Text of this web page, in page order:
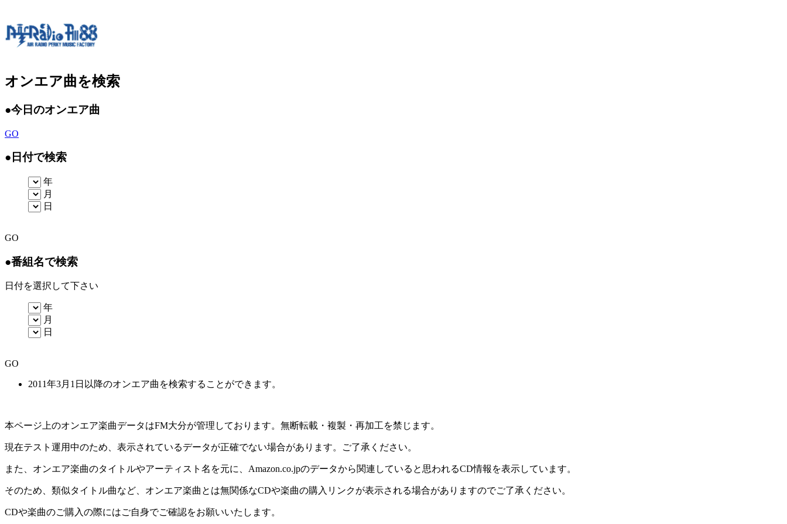
オンエア曲を検索
●今日のオンエア曲
GO
● 日付で検索
年
月
日
GO
●番組名で検索
日付を選択して下さい
年
月
日
GO
2011年3月1日以降のオンエア曲を検索することができます。
本ページ上のオンエア楽曲データはFM大分が管理しております。無断転載・複製・再加工を禁じます。
現在テスト運用中のため、表示されているデータが正確でない場合があります。ご了承ください。
また、オンエア楽曲のタイトルやアーティスト名を元に、Amazon.co.jpのデータから関連していると思われるCD情報を表示しています。
そのため、類似タイトル曲など、オンエア楽曲とは無関係なCDや楽曲の購入リンクが表示される場合がありますのでご了承ください。
CDや楽曲のご購入の際にはご自身でご確認をお願いいたします。